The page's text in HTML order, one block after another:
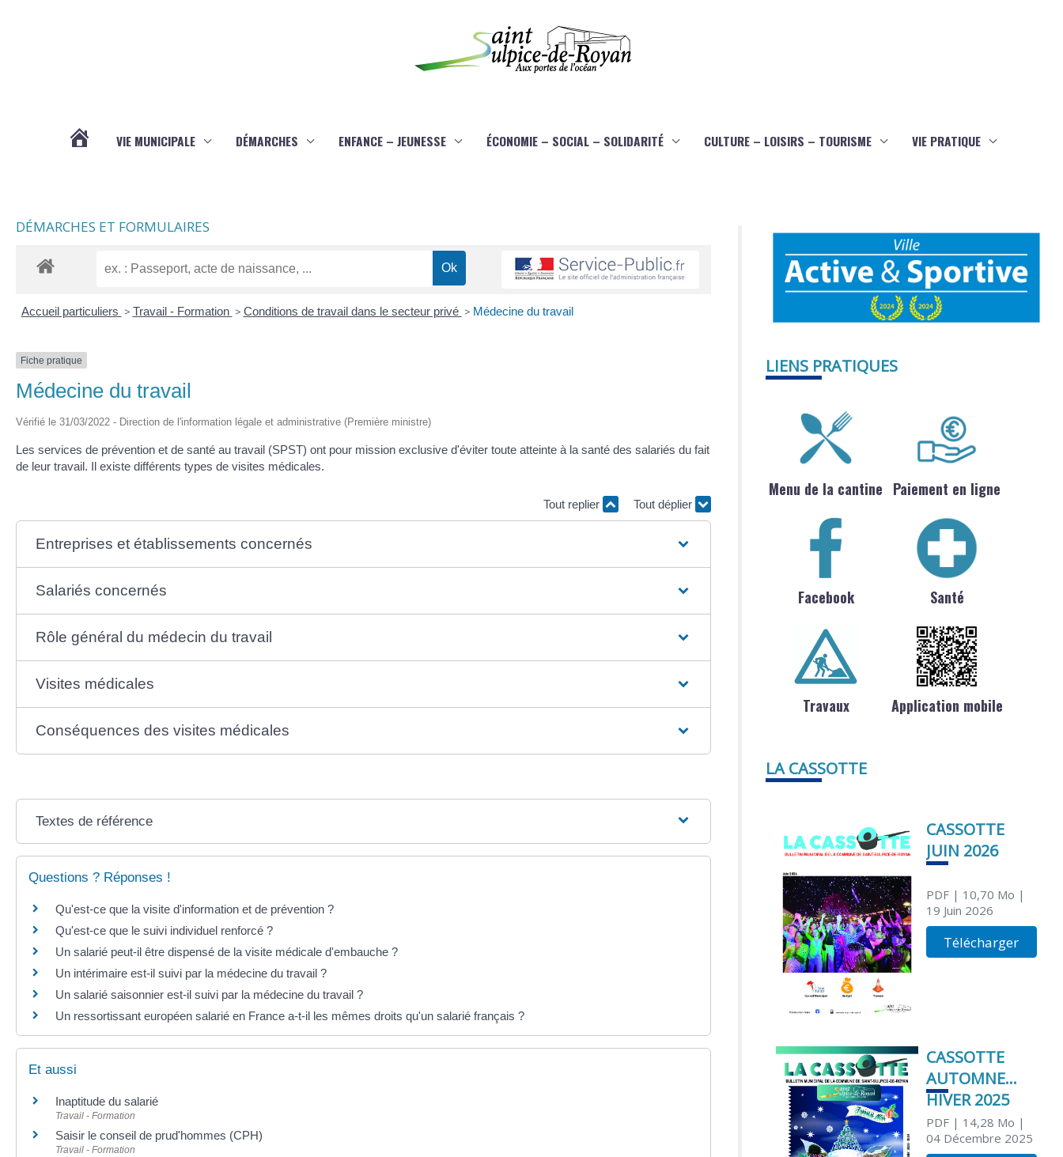
VIE MUNICIPALE DÉMARCHES ENFANCE – JEUNESSE ÉCONOMIE – SOCIAL – SOLIDARITÉ CULTURE – LOISIRS – TOURISME VIE PRATIQUE
DÉMARCHES ET FORMULAIRES
Accueil particuliers > Travail - Formation > Conditions de travail dans le secteur privé > Médecine du travail
Fiche pratique
Médecine du travail
Vérifié le 31/03/2022 - Direction de l'information légale et administrative (Première ministre)
Les services de prévention et de santé au travail (SPST) ont pour mission exclusive d'éviter toute atteinte à la santé des salariés du fait
de leur travail. Il existe différents types de visites médicales.
Tout replier Tout déplier
Entreprises et établissements concernés
Salariés concernés
Rôle général du médecin du travail
Visites médicales
Conséquences des visites médicales
Textes de référence
Questions ? Réponses !
Qu'est-ce que la visite d'information et de prévention ?
Qu'est-ce que le suivi individuel renforcé ?
Un salarié peut-il être dispensé de la visite médicale d'embauche ?
Un intérimaire est-il suivi par la médecine du travail ?
Un salarié saisonnier est-il suivi par la médecine du travail ?
Un ressortissant européen salarié en France a-t-il les mêmes droits qu'un salarié français ?
Et aussi
Inaptitude du salarié
Travail - Formation
Saisir le conseil de prud'hommes (CPH)
Travail - Formation
LIENS PRATIQUES
Menu de la cantine Paiement en ligne
Facebook Santé
Travaux Application mobile
LA CASSOTTE
CASSOTTE
JUIN 2026
PDF| 10,70 Mo |
19 Juin 2026
Télécharger
CASSOTTE
AUTOMNE
HIVER 2025
PDF| 14,28 Mo |
04 Décembre 2025